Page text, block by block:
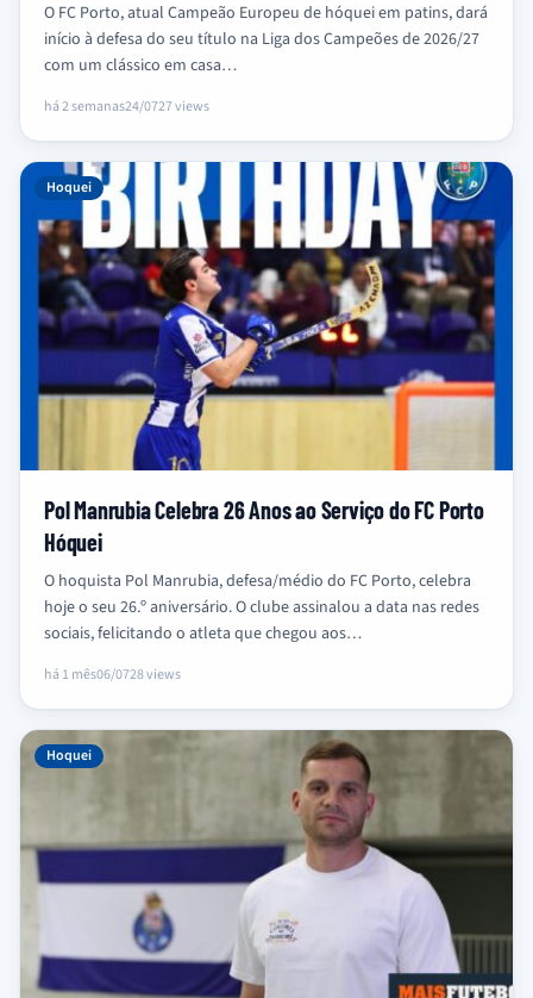
O FC Porto, atual Campeão Europeu de hóquei em patins, dará
início à defesa do seu título na Liga dos Campeões de 2026/27
com um clássico em casa…
há 2 semanas24/0727 views
Hoquei
Pol Manrubia Celebra 26 Anos ao Serviço do FC Porto
Hóquei
O hoquista Pol Manrubia, defesa/médio do FC Porto, celebra
hoje o seu 26.º aniversário. O clube assinalou a data nas redes
sociais, felicitando o atleta que chegou aos…
há 1 mês06/0728 views
Hoquei